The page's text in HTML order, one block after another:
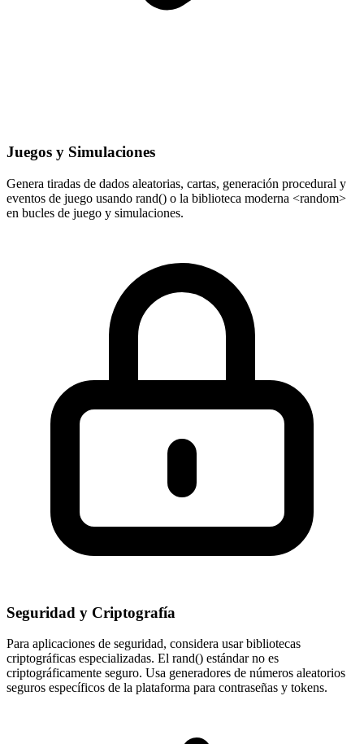
Juegos y Simulaciones
Genera tiradas de dados aleatorias, cartas, generación procedural y
eventos de juego usando rand() o la biblioteca moderna <random>
en bucles de juego y simulaciones.
Seguridad y Criptografía
Para aplicaciones de seguridad, considera usar bibliotecas
criptográficas especializadas. El rand() estándar no es
criptográficamente seguro. Usa generadores de números aleatorios
seguros específicos de la plataforma para contraseñas y tokens.